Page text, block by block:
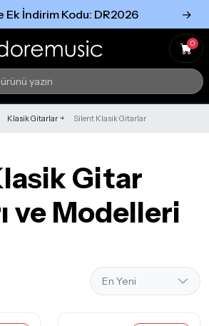
Ek İndirim Kodu: DR2026 →
0
Klasik Gitarlar Silent Klasik Gitarlar
Gitar
ve Modelleri
Tümünü Gör
Tümünü gör